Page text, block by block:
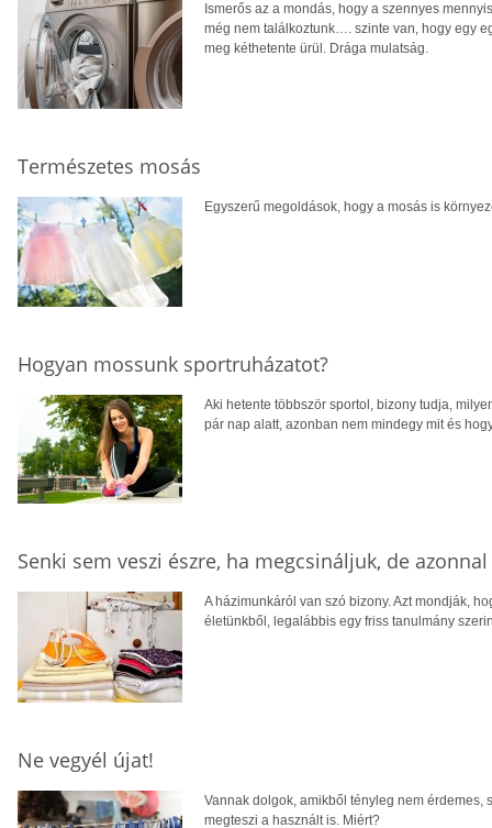
Ismerős az a mondás, hogy a szennyes
még nem találkoztunk…. szinte van, hogy egy
meg kéthetente ürül. Drága mulatság.
Természetes mosás
Egyszerű megoldások, hogy a mosás is
Hogyan mossunk sportruházatot?
Aki hetente többször sportol, bizony tudja,
pár nap alatt, azonban nem mindegy mit és
Senki sem veszi észre, ha megcsináljuk, de
A házimunkáról van szó bizony. Azt mondják,
életünkből, legalábbis egy friss tanulmány
Ne vegyél újat!
Vannak dolgok, amikből tényleg nem érdemes,
megteszi a használt is. Miért?